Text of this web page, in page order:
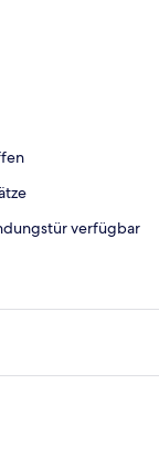
verfügbar